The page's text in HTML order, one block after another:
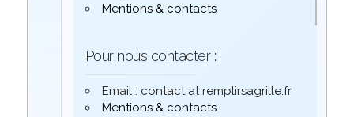
Mentions & contacts
Pour nous contacter :
Email : contact at remplirsagrille.fr
Mentions & contacts